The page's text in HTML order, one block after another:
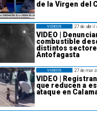
de la Virgen del
27 de abril
VIDEO |
combustible
distintos
Antofagasta
VIDEOS
27 de
VIDEO |
que reducen a
ataque en
VIDEOS